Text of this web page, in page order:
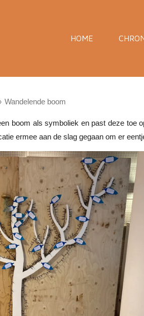
HOME
Wandelende boom
boom als symboliek en past deze
ermee aan de slag gegaan om er